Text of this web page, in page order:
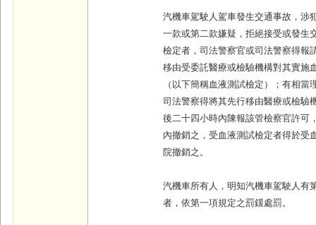
汽機車駕駛人駕車發生交通事故，涉
一款或第二款嫌疑，拒絕接受或發生
檢定者，司法警察官或司法警察得報
移由受委託醫療或檢驗機構對其實施
（以下簡稱血液測試檢定）；有相
司法警察得將其先行移由醫療或檢驗
後二十四小時內陳報該管檢察官許可
內撤銷之，受血液測試檢定者得於受
院撤銷之。
汽機車所有人，明知汽機車駕駛人有
者，依第一項規定之罰鍰處罰。